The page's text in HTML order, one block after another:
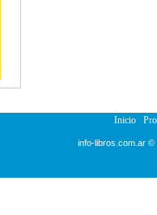
Inicio
info-libros.com.ar